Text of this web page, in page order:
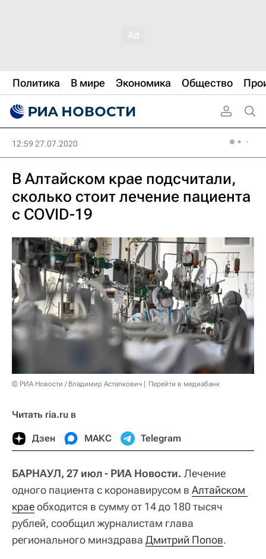
Политика В мире Экономика Общество
12:59 27.07.2020
В Алтайском крае подсчитали,
сколько стоит лечение пациента
с COVID-19
© РИА Новости / Владимир Астапкович Перейти в медиабанк
Читать ria.ru в
Дзен МАКС Telegram
БАРНАУЛ, 27 июл - РИА Новости. Лечение
одного пациента с коронавирусом в Алтайском
краеобходится в сумму от 14 до 180 тысяч
рублей, сообщил журналистам глава
регионального минздрава Дмитрий Попов.